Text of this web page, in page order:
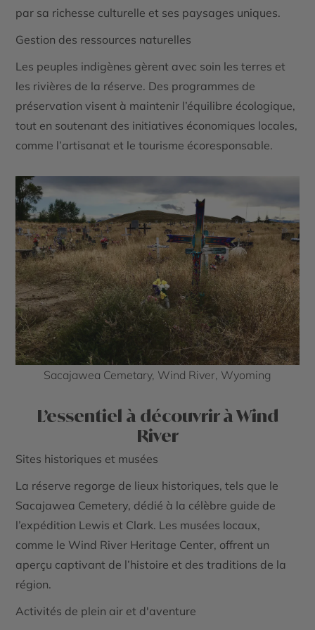
par sa richesse culturelle et ses paysages uniques.
Gestion des ressources naturelles
Les peuples indigènes gèrent avec soin les terres et
les rivières de la réserve. Des programmes de
préservation visent à maintenir l’équilibre écologique,
tout en soutenant des initiatives économiques locales,
comme l’artisanat et le tourisme écoresponsable.
Sacajawea Cemetary, Wind River, Wyoming
L’essentiel à découvrir à Wind
River
Sites historiques et musées
La réserve regorge de lieux historiques, tels que le
Sacajawea Cemetery, dédié à la célèbre guide de
l’expédition Lewis et Clark. Les musées locaux,
comme le Wind River Heritage Center, offrent un
aperçu captivant de l’histoire et des traditions de la
région.
Activités de plein air et d'aventure